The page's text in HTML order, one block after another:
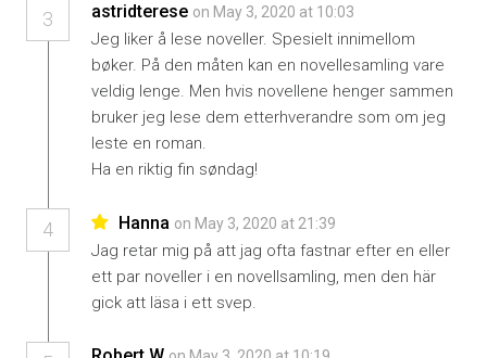
3 astridterese on May 3, 2020 at 10:03
Jeg liker å lese noveller. Spesielt innimellom
bøker. På den måten kan en novellesamling vare
veldig lenge. Men hvis novellene henger sammen
bruker jeg lese dem etterhverandre som om jeg
leste en roman.
Ha en riktig fin søndag!
4 Hanna on May 3, 2020 at 21:39
Jag retar mig på att jag ofta fastnar efter en eller
ett par noveller i en novellsamling, men den här
gick att läsa i ett svep.